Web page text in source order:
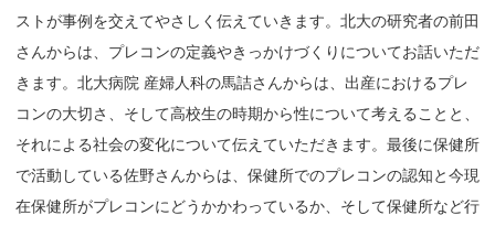
ストが事例を交えてやさしく伝えていきます。北大の研究者の前田
さんからは、プレコンの定義やきっかけづくりについてお話いただ
きます。北大病院 産婦人科の馬詰さんからは、出産におけるプレ
コンの大切さ、そして高校生の時期から性について考えることと、
それによる社会の変化について伝えていただきます。最後に保健所
で活動している佐野さんからは、保健所でのプレコンの認知と今現
在保健所がプレコンにどうかかわっているか、そして保健所など行